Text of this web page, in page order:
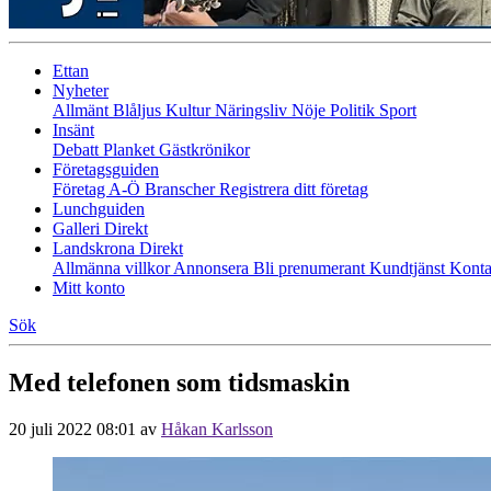
Ettan
Nyheter
Allmänt Blåljus KulturNäringsliv Nöje Politik Sport
Insänt
Debatt Planket Gästkrönikor
Företagsguiden
Företag A-Ö BranscherRegistrera ditt företag
Lunchguiden
Galleri Direkt
Landskrona Direkt
Allmänna villkorAnnonsera Bli prenumerant Kundtjänst
Mitt konto
Sök
Med telefonen som tidsmaskin
20 juli 2022 08:01 av Håkan Karlsson